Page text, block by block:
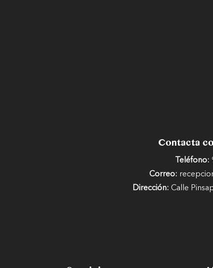
Contacta
Teléfono:
Correo:
Dirección: Calle